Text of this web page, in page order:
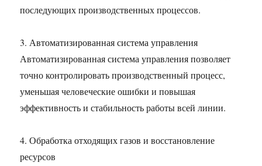
последующих производственных процессов.
3. Автоматизированная система управления
Автоматизированная система управления позволяет
точно контролировать производственный процесс,
уменьшая человеческие ошибки и повышая
эффективность и стабильность работы всей линии.
4. Обработка отходящих газов и восстановление
ресурсов